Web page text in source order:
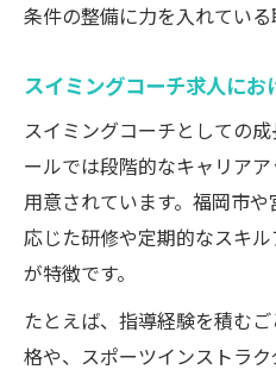
条件の整備に力を入れている
スイミングコーチ求人に
スイミングコーチとしての
ールでは段階的なキャリア
用意されています。福岡市
応じた研修や定期的なスキ
が特徴です。
たとえば、指導経験を積む
格や、スポーツインストラ